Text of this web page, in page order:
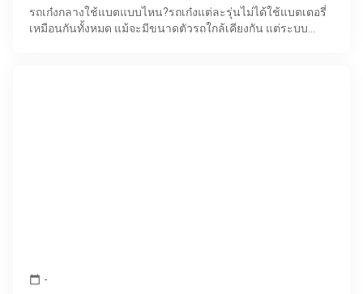
รถเก๋งกลางใช้แบตแบบไหน?รถเก๋งแต่ละรุ่นไม่ได้ใช้แบตเตอรี่
เหมือนกันทั้งหมด แม้จะมีขนาดตัวรถใกล้เคียงกัน แต่ระบบ
calendar_today -